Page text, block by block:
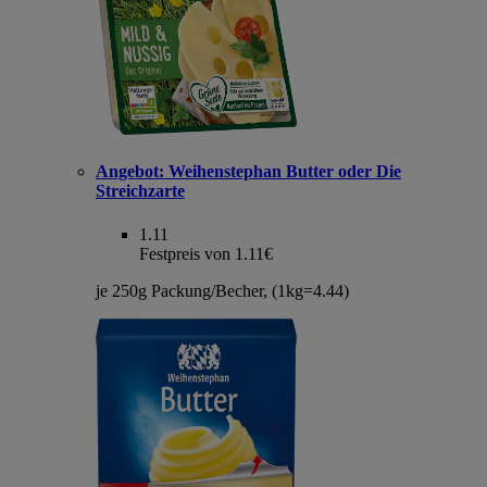
Angebot: Weihenstephan Butter oder Die
Streichzarte
1.11
Festpreis von 1.11€
je 250g Packung/Becher, (1kg=4.44)